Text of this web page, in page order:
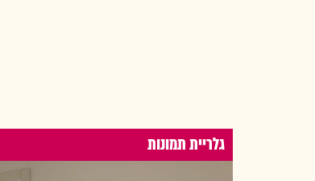
גלריית תמונות